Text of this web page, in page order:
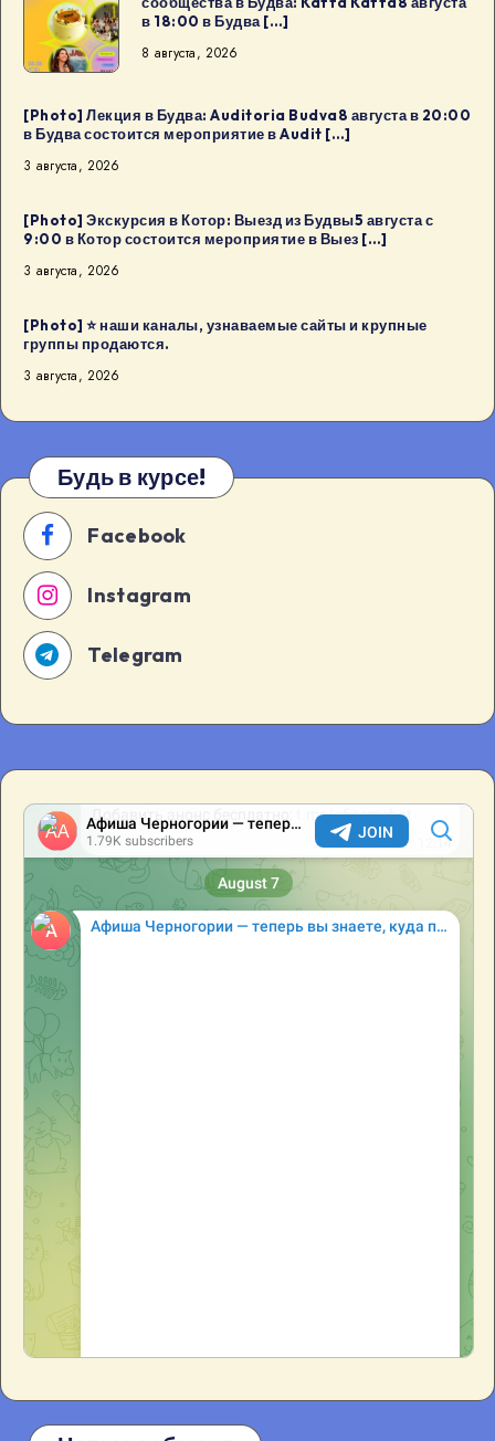
Лекция
день
дизайн-
сообщества
в
Kaffa
августа
18:00
в
[…]
в 18:00 в Будва […]
8 августа, 2026
[Photo] Лекция в Будва: Auditoria Budva8 августа в 20:00
в Будва состоится мероприятие в Audit […]
3 августа, 2026
[Photo] Экскурсия в Котор: Выезд из Будвы5 августа с
9:00 в Котор состоится мероприятие в Выез […]
3 августа, 2026
[Photo] ⭐️ наши каналы, узнаваемые сайты и крупные
группы продаются.
3 августа, 2026
Будь в курсе!
Facebook
Instagram
Telegram